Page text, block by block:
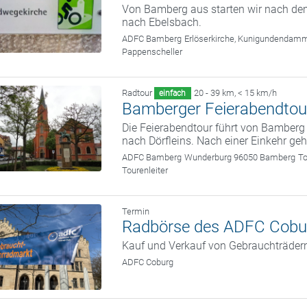
Von Bamberg aus starten wir nach
nach Ebelsbach.
ADFC Bamberg Erlöserkirche,
Pappenscheller
Radtour einfach 20 - 39 km, < 15 km/h
Bamberger
Die Feierabendtour führt von
nach Dörfleins. Nach einer Einkehr
ADFC Bamberg Wunderburg 96050 Bamberg
Tourenleiter
Termin
Radbörse des ADFC
Kauf und Verkauf von
ADFC Coburg